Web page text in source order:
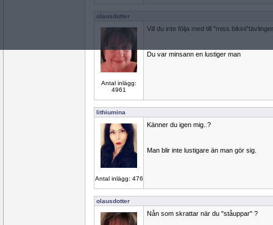
olausdotter
Antal inlägg:
4961
Vill du inte följa med till "miss
Du var minsann en lustiger man
lithiumina
Antal inlägg: 476
Känner du igen mig..?
Man blir inte lustigare än man gör sig.
olausdotter
Nån som skrattar när du "ståuppar" ?